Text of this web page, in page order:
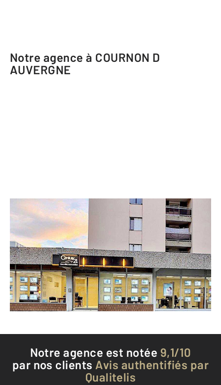
Notre agence à COURNON D
AUVERGNE
CENTURY 21 Gervillié Immobilier
29 avenue du Maréchal Joffre
COURNON D AUVERGNE - 63800
Envoyer un message
Téléphoner à l'agence
Notre agence est notée 9,1/10
par nos clients Avis authentifiés par
Qualitelis